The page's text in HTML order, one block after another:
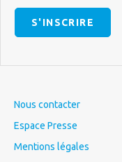
S'INSCRIRE
Nous contacter
Espace Presse
Mentions légales